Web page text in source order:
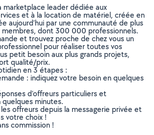
marketplace leader dédiée aux
et à la location de matériel, créée en
aujourd’hui par une communauté de plus
membres, dont 300 000 professionnels.
et trouvez proche de chez vous un
pour réaliser toutes vos
petit besoin aux plus grands projets,
qualité/prix.
en 3 étapes :
: indiquez votre besoin en quelques
d’offreurs particuliers et
minutes.
offreurs depuis la messagerie privée et
votre choix !
commission !